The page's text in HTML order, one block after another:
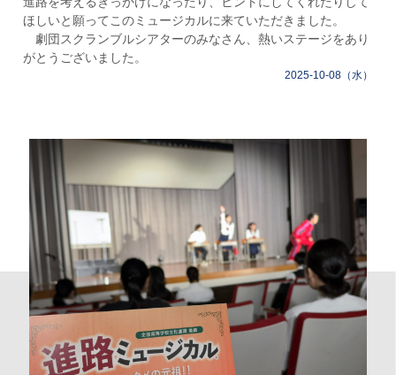
ほしいと願ってこのミュージカルに来ていただきました。
⁡ 劇団スクランブルシアターのみなさん、熱いステージをあり
がとうございました。
2025-10-08（水）